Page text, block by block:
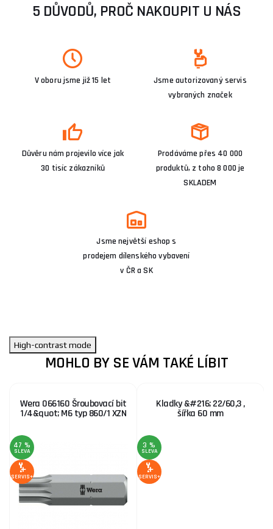
5 DŮVODŮ, PROČ NAKOUPIT U NÁS
V oboru jsme již 15 let
Jsme autorizovaný servis
vybraných značek
Důvěru nám projevilo více jak
30 tisíc zákazníků
Prodáváme přes 40 000
produktů, z toho 8 000 je
SKLADEM
Jsme největší eshop s
prodejem dílenského vybavení
v ČR a SK
High-contrast mode
MOHLO BY SE VÁM TAKÉ LÍBIT
Wera 066160 Šroubovací bit
1/4&quot; M6 typ 860/1 XZN
47 %
SLEVA
SERVIS+
Kladky &#216; 22/60,3 ,
šířka 60 mm
3 %
SLEVA
SERVIS+